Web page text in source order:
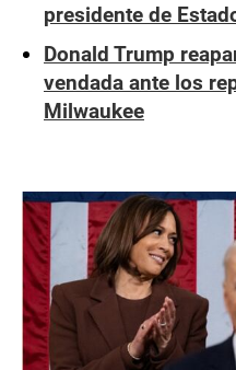
presidente de
Donald Trump
vendada ante los
Milwaukee